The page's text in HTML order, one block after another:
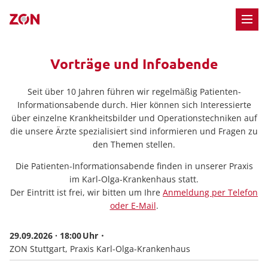
Vorträge und Infoabende
Seit über 10 Jahren führen wir regelmäßig Patienten-
Informationsabende durch. Hier können sich Interessierte
über einzelne Krankheitsbilder und Operationstechniken auf
die unsere Ärzte spezialisiert sind informieren und Fragen zu
den Themen stellen.
Die Patienten-Informationsabende finden in unserer Praxis
im Karl-Olga-Krankenhaus statt.
Der Eintritt ist frei, wir bitten um Ihre Anmeldung per Telefon
oder E-Mail.
29.09.2026 · 18:00
ZON Stuttgart, Praxis Karl-Olga-Krankenhaus